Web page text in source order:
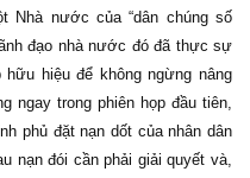
Nhà nước của “dân chúng số
đạo nhà nước đó đã thực sự
hiệu để không ngừng nâng
ngay trong phiên họp đầu tiên,
phủ đặt nạn dốt của nhân dân
nạn đói cần phải giải quyết và,